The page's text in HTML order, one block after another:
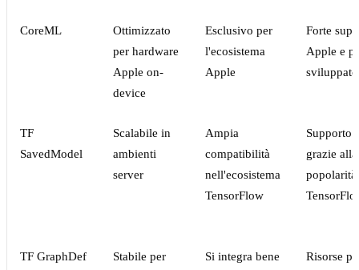
CoreML
Ottimizzato
per hardware
Apple on-
device
Esclusivo per
l'ecosistema
Apple
Forte
Apple e
TF
SavedModel
Scalabile in
ambienti
server
Ampia
compatibilità
nell'ecosistema
TensorFlow
Supporto
grazie alla
TF GraphDef
Stabile per
Si integra bene
Risorse